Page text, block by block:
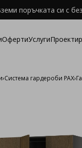
поръчката си с
ОфертиУслуги
›Система гардероби PAX›